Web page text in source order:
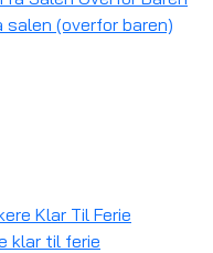
salen (overfor baren)
klar til ferie